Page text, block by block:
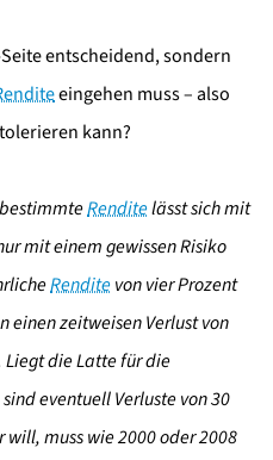
entscheidend, sondern
eingehen muss – also
kann?
Renditelässt sich mit
mit einem gewissen Risiko
Renditevon vier Prozent
einen zeitweisen Verlust von
Liegt die Latte für die
eventuell Verluste von 30
muss wie 2000 oder 2008